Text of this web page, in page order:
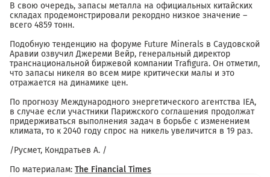
В свою очередь, запасы металла на официальных китайских
складах продемонстрировали рекордно низкое значение –
всего 4859 тонн.
Подобную тенденцию на форуме Future Minerals в Саудовской
Аравии озвучил Джереми Вейр, генеральный директор
транснациональной биржевой компании Trafigura. Он отметил,
что запасы никеля во всем мире критически малы и это
отражается на динамике цен.
По прогнозу Международного энергетического агентства IEA,
в случае если участники Парижского соглашения продолжат
придерживаться выполнения задач в борьбе с изменением
климата, то к 2040 году спрос на никель увеличится в 19 раз.
/Русмет, Кондратьев А. /
По материалам: The Financial Times